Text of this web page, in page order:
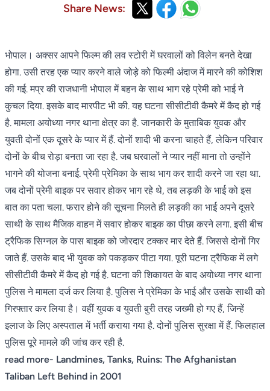
Share News:
भोपाल। अक्सर आपने फिल्म की लव स्टोरी में घरवालों को विलेन बनते देखा
होगा. उसी तरह एक प्यार करने वाले जोड़े को फिल्मी अंदाज में मारने की कोशिश
की गई. मप्र की राजधानी भोपाल में बहन के साथ भाग रहे प्रेमी को भाई ने
कुचल दिया. इसके बाद मारपीट भी की. यह घटना सीसीटीवी कैमरे में कैद हो गई
है. मामला अयोध्या नगर थाना क्षेत्र का है. जानकारी के मुताबिक युवक और
युवती दोनों एक दूसरे के प्यार में हैं. दोनों शादी भी करना चाहते हैं, लेकिन परिवार
दोनों के बीच रोड़ा बनता जा रहा है. जब घरवालों ने प्यार नहीं माना तो उन्होंने
भागने की योजना बनाई. प्रेमी प्रेमिका के साथ भाग कर शादी करने जा रहा था.
जब दोनों प्रेमी बाइक पर सवार होकर भाग रहे थे, तब लड़की के भाई को इस
बात का पता चला. फरार होने की सूचना मिलते ही लड़की का भाई अपने दूसरे
साथी के साथ मैजिक वाहन में सवार होकर बाइक का पीछा करने लगा. इसी बीच
ट्रैफिक सिग्नल के पास बाइक को जोरदार टक्कर मार देते हैं. जिससे दोनों गिर
जाते हैं. उसके बाद भी युवक को पकड़कर पीटा गया. पूरी घटना ट्रैफिक में लगे
सीसीटीवी कैमरे में कैद हो गई है. घटना की शिकायत के बाद अयोध्या नगर थाना
पुलिस ने मामला दर्ज कर लिया है. पुलिस ने प्रेमिका के भाई और उसके साथी को
गिरफ्तार कर लिया है। वहीं युवक व युवती बुरी तरह जख्मी हो गए हैं, जिन्हें
इलाज के लिए अस्पताल में भर्ती कराया गया है. दोनों पुलिस सुरक्षा में हैं. फिलहाल
पुलिस पूरे मामले की जांच कर रही है.
read more- Landmines, Tanks, Ruins: The Afghanistan
Taliban Left Behind in 2001